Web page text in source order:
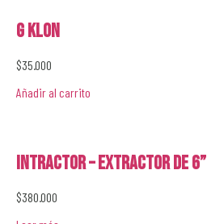
G Klon
$35.000
Añadir al carrito
Intractor – Extractor de 6”
$380.000